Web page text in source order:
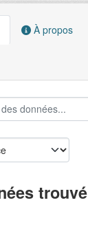
À propos
trouvé